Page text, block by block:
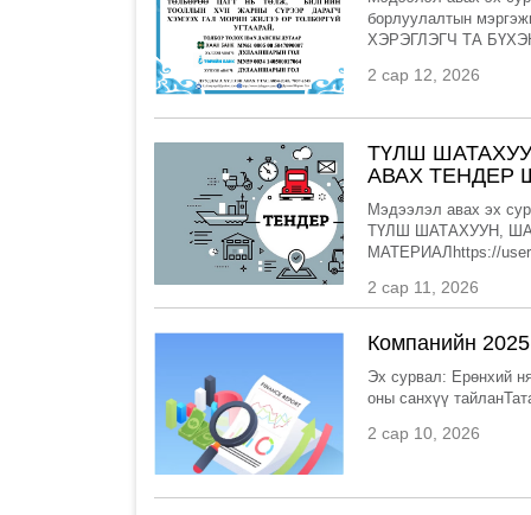
борлуулалтын
ХЭРЭГЛЭГЧ ТА
2 сар 12, 2026
ТҮЛШ
АВАХ ТЕНДЕР
Мэдээлэл авах эх
ТҮЛШ ШАТАХУУН,
МАТЕРИАЛhttps://
2 сар 11, 2026
Компанийн
Эх сурвал: Ерөнхий
оны санхүү
2 сар 10, 2026